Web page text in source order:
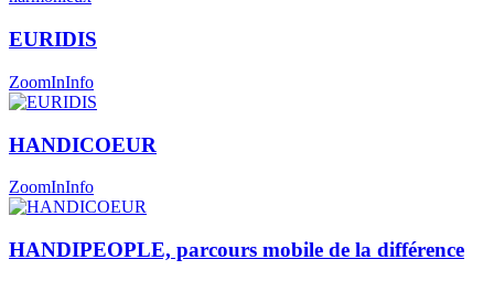
EURIDIS
ZoomInInfo
HANDICOEUR
ZoomInInfo
HANDIPEOPLE, parcours mobile de la différence